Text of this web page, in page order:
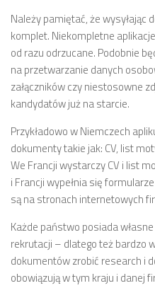
Należy pamiętać, że wysyłając
komplet. Niekompletne
od razu odrzucane. Podobnie
na przetwarzanie danych
załączników czy niestosowne
kandydatów już na starcie.
Przykładowo w Niemczech
dokumenty takie jak: CV, list
We Francji wystarczy CV i list
i Francji wypełnia się
są na stronach internetowych
Każde państwo posiada
rekrutacji – dlatego też bardzo
dokumentów zrobić research i
obowiązują w tym kraju i danej